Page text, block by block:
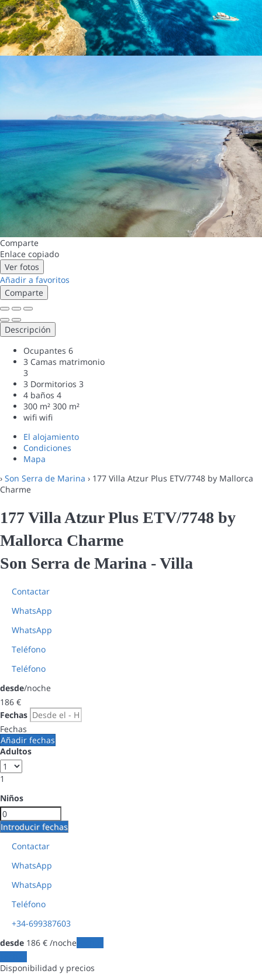
Comparte
Enlace copiado
Ver fotos
Añadir a favoritos
Comparte
Descripción
Ocupantes 6
3 Camas matrimonio
3
3 Dormitorios 3
4 baños 4
300 m² 300 m²
wifi wifi
El alojamiento
Condiciones
Mapa
› Son Serra de Marina › 177 Villa Atzur Plus ETV/7748 by Mallorca
Charme
177 Villa Atzur Plus ETV/7748 by
Mallorca Charme
Son Serra de Marina -Villa
Contactar
WhatsApp
WhatsApp
Teléfono
Teléfono
desde/noche
186 €
Fechas
Fechas
Añadir fechas
Adultos
1
Niños
Introducir fechas
Contactar
WhatsApp
WhatsApp
Teléfono
+34-699387603
desde 186 € /noche
Disponibilidad y precios